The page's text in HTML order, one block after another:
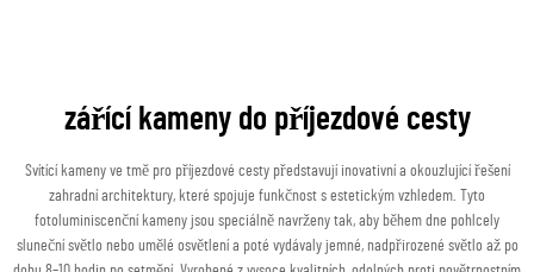
zářící kameny do příjezdové cesty
Svítící kameny ve tmě pro příjezdové cesty představují inovativní a okouzlující řešení
zahradní architektury, které spojuje funkčnost s estetickým vzhledem. Tyto
fotoluminiscenční kameny jsou speciálně navrženy tak, aby během dne pohlcely
sluneční světlo nebo umělé osvětlení a poté vydávaly jemné, nadpřirozené světlo až po